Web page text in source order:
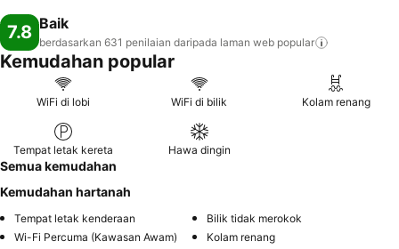
7.8 Baik
berdasarkan 631 penilaian daripada laman web popular
Kemudahan popular
WiFi di lobi WiFi di bilik Kolam renang
Tempat letak kereta Hawa dingin
Semua kemudahan
Kemudahan hartanah
Tempat letak kenderaan
Bilik tidak merokok
Wi-Fi Percuma (Kawasan Awam)
Kolam renang